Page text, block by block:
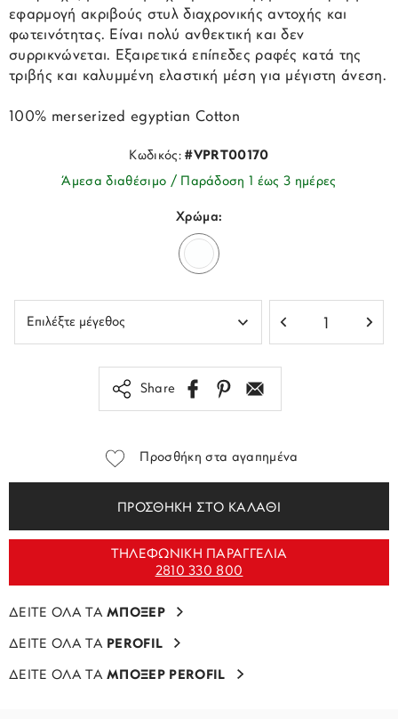
εφαρμογή ακριβούς στυλ διαχρονικής αντοχής και
φωτεινότητας. Είναι πολύ ανθεκτική και δεν
συρρικνώνεται. Εξαιρετικά επίπεδες ραφές κατά της
τριβής και καλυμμένη ελαστική μέση για μέγιστη άνεση.
100% merserized egyptian Cotton
Κωδικός:#VPRT00170
Άμεσα διαθέσιμο / Παράδοση 1 έως 3 ημέρες
Χρώμα:
Share
Προσθήκη στα αγαπημένα
ΠΡΟΣΘΗΚΗ ΣΤΟ ΚΑΛΑΘΙ
ΤΗΛΕΦΩΝΙΚΗ ΠΑΡΑΓΓΕΛΙΑ
2810 330 800
ΔΕΙΤΕ ΟΛΑ ΤΑΜΠΟΞΕΡ
ΔΕΙΤΕ ΟΛΑ ΤΑ PEROFIL
ΔΕΙΤΕ ΟΛΑ ΤΑΜΠΟΞΕΡ PEROFIL